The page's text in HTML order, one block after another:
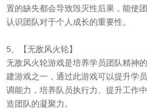
置的缺失都会导致毁灭性后果，能使
认识团队对于个人成长的重要性。
5、【无敌风火轮】
无敌风火轮游戏是培养学员团队精神
建游戏之一，通过此游戏可以提升学
调能力，培养队员执行力、提升工作
造团队的凝聚力。